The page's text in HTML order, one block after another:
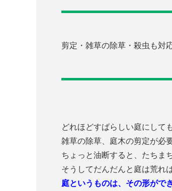
剪定・雑草の除草・殺虫も対
どれほどすばらしい庭にして
雑草の除草、庭木の剪定が必
ちょっと油断すると、たちま
そうしてだんだんと庭は荒れ
庭というものは、その形がで